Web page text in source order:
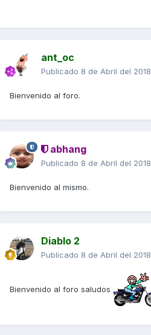
ant_oc
Publicado 8 de Abril del 2018
Bienvenido al foro.
abhang
Publicado 8 de Abril del 2018
Bienvenido al mismo.
Diablo 2
Publicado 8 de Abril del 2018
Bienvenido al foro saludos